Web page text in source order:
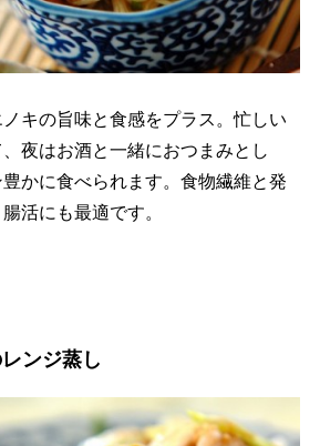
キの旨味と食感をプラス。忙しい
夜はお酒と一緒におつまみとし
かに食べられます。食物繊維と発
活にも最適です。
ンジ蒸し